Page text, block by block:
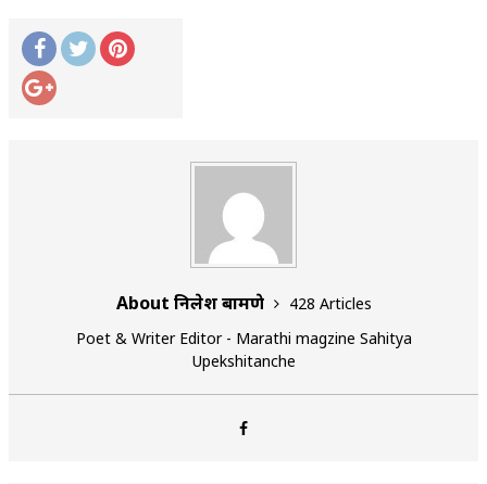
About निलेश बामणे
428 Articles
Poet & Writer Editor - Marathi magzine Sahitya
Upekshitanche